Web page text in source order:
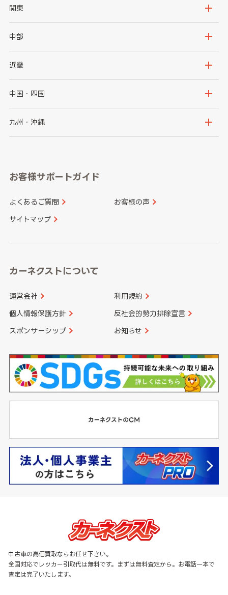
北海道
岩手県
秋田県
関東
茨城県
群馬県
千葉県
中部
新潟県
石川県
山梨県
愛知県
近畿
大阪府
京都府
和歌山県
中国・四国
鳥取県
山口県
香川県 愛媛県
九州・沖縄
長崎県
大分県 宮崎県
お客様サポートガイド
よくあるご質問 お客様の声
サイトマップ
カーネクストについて
運営会社 利用規約
個人情報保護方針 反社会的勢力排除宣言
スポンサーシップ お知らせ
中古車の高価買取ならお任せ下さい。
全国対応でレッカー引取代は無料です。まずは無料査定から。お電話一本で
査定は完了いたします。